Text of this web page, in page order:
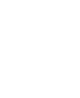
à la Carte propose tous